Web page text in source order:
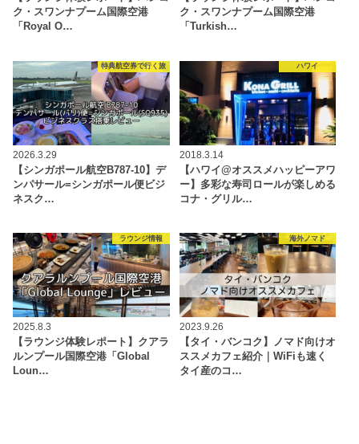
ク・スワンナプーム国際空港
「Royal O…
ク・スワンナプーム国際空港
「Turkish…
特典航空券で行く旅
2026.3.29
【シンガポール航空B787-10】デ
ンパサール=シンガポール便ビジ
ネスク…
ハワイ
2018.3.14
【ハワイ@オススメハッピーアワ
ー】多彩な寿司ロールが楽しめる
コナ・グリル…
ラウンジ情報
2025.8.3
【ラウンジ体験レポート】クアラ
ルンプール国際空港「Global
Loun…
海外ノマド
2023.9.26
【タイ・バンコク】ノマド向けオ
ススメカフェ紹介｜WiFiも速く
タイ産のコ…